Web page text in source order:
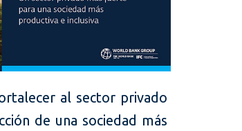
al sector privado
de una sociedad más